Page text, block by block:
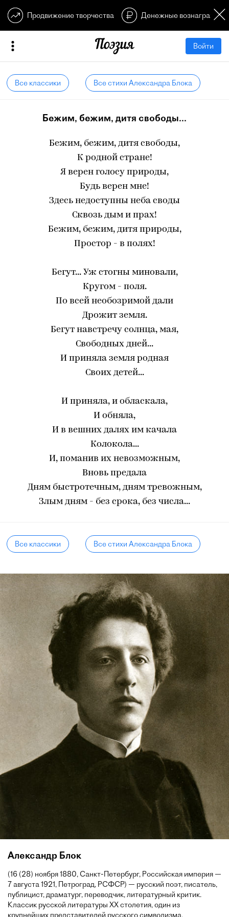
Продвижение творчества Денежные
Войти
Все классики Все стихи Александра Блока
Бежим, бежим, дитя свободы...
Бежим, бежим, дитя свободы,
К родной стране!
Я верен голосу природы,
Будь верен мне!
Здесь недоступны неба своды
Сквозь дым и прах!
Бежим, бежим, дитя природы,
Простор - в полях!
Бегут... Уж стогны миновали,
Кругом - поля.
По всей необозримой дали
Дрожит земля.
Бегут навстречу солнца, мая,
Свободных дней...
И приняла земля родная
Своих детей...
И приняла, и обласкала,
И обняла,
И в вешних далях им качала
Колокола...
И, поманив их невозможным,
Вновь предала
Дням быстротечным, дням тревожным,
Злым дням - без срока, без числа...
Все классики Все стихи Александра Блока
Александр Блок
(16 (28) ноября 1880, Санкт-Петербург, Российская империя —
7 августа 1921, Петроград, РСФСР) — русский поэт, писатель,
публицист, драматург, переводчик, литературный критик.
Классик русской литературы XX столетия, один из
крупнейших представителей русского символизма.